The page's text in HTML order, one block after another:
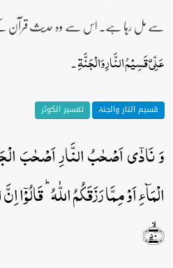
سے مل رہا ہے۔ اس سے وہ حدیث قرآن کے
عَلِّیٌ قَسِیْمُ النَّارِ وَالْجَنَّۃِ۔
قسیم النار والجنۃ تفسیر الکوثر
وَ نَادٰۤی اَصۡحٰبُ النَّارِ اَصۡحٰبَ
الۡمَآءِ اَوۡ مِمَّا رَزَقَکُمُ اللّٰہُ
﴿ۙ۵۰﴾